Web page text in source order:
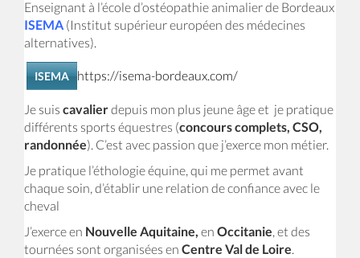
Enseignant à l’école d’ostéopathie animalier de Bordeaux
ISEMA (Institut supérieur européen des médecines
alternatives).
ISEMA https://isema-bordeaux.com/
Je suis cavalierdepuis mon plus jeune âge et je pratique
différents sports équestres (concours complets, CSO,
randonnée). C’est avec passion que j’exerce mon métier.
Je pratique l’éthologie équine, qui me permet avant
chaque soin, d’établir une relation de confiance avec le
cheval
J’exerce en Nouvelle Aquitaine, en Occitanie, et des
tournées sont organisées en Centre Val de Loire.